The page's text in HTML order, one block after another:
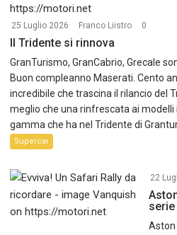
25 Luglio 2026 Franco Liistro 0
Il Tridente si rinnova
GranTurismo, GranCabrio, Grecale
Buon compleanno Maserati. Cento
incredibile che trascina il rilancio del
meglio che una rinfrescata ai modelli
gamma che ha nel Tridente di
Supercar
22
Aston